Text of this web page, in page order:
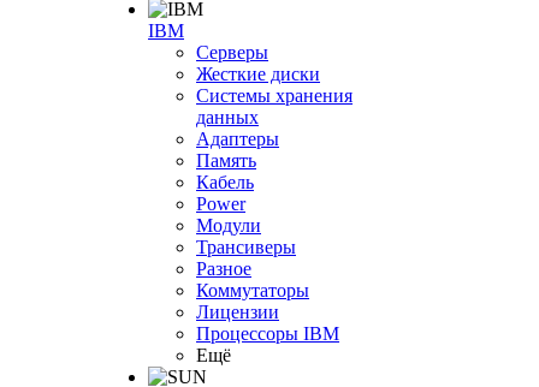
IBM
Серверы
Жесткие диски
Системы хранения
данных
Адаптеры
Память
Кабель
Power
Модули
Трансиверы
Разное
Коммутаторы
Лицензии
Процессоры IBM
Ещё